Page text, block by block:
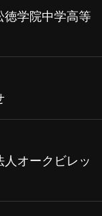
徳学院中学高等
オークビレッ